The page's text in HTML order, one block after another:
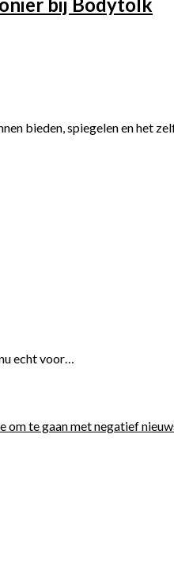
bieden, spiegelen en het
echt voor…